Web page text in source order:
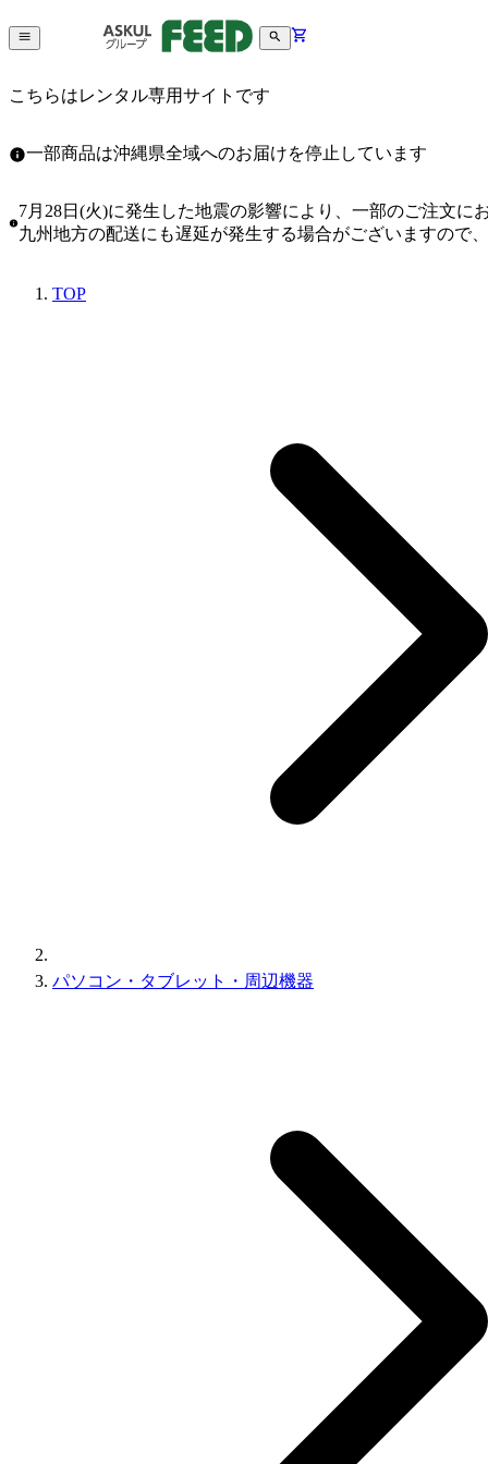
こちらはレンタル専用サイトです
一部商品は沖縄県全域へのお届けを停止しています
7月28日(火)に発生した地震の影響により、一部のご注文に
九州地方の配送にも遅延が発生する場合がございますので
TOP
パソコン・タブレット・周辺機器